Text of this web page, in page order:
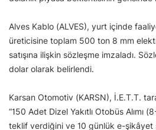
Alves Kablo (ALVES), yurt içinde
üreticisine toplam 500 ton 8 mm
satışına ilişkin sözleşme imzaladı.
dolar olarak belirlendi.
Karsan Otomotiv (KARSN), İ.E.T.T.
“150 Adet Dizel Yakıtlı Otobüs Alımı
teklif verdiğini ve 10 günlük e-şikâyet